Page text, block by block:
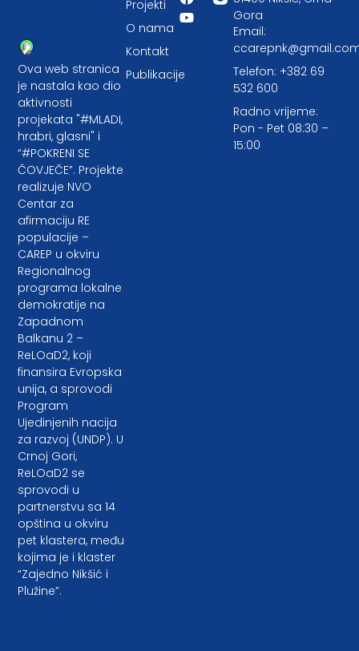
Ova web stranica
je nastala kao dio
aktivnosti
projekata "#MLADI,
hrabri, glasni" i
“#POKRENI SE
ČOVJEČE”. Projekte
realizuje NVO
Centar za
afirmaciju RE
populacije –
CAREP u okviru
Regionalnog
programa lokalne
demokratije na
Zapadnom
Balkanu 2 –
ReLOaD2, koji
finansira Evropska
unija, a sprovodi
Program
Ujedinjenih nacija
za razvoj (UNDP). U
Crnoj Gori,
ReLOaD2 se
sprovodi u
partnerstvu sa 14
opština u okviru
pet klastera, među
kojima je i klaster
“Zajedno Nikšić i
Plužine”.
Projekti
O nama
Kontakt
Publikacije
Gora
Email:
Telefon: +382 69
532 600
Radno vrijeme:
Pon - Pet 08:30 –
15:00